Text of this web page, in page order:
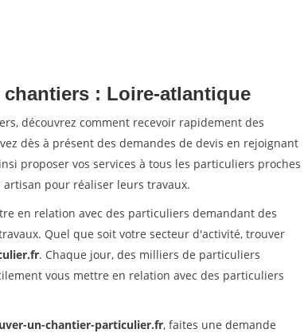
: Loire-atlantique
découvrez comment recevoir rapidement des
dès à présent des demandes de devis en rejoignant
proposer vos services à tous les particuliers proches
pour réaliser leurs travaux.
en relation avec des particuliers demandant des
Quel que soit votre secteur d'activité, trouver
. Chaque jour, des milliers de particuliers
vous mettre en relation avec des particuliers
un-chantier-particulier.fr, faites une demande